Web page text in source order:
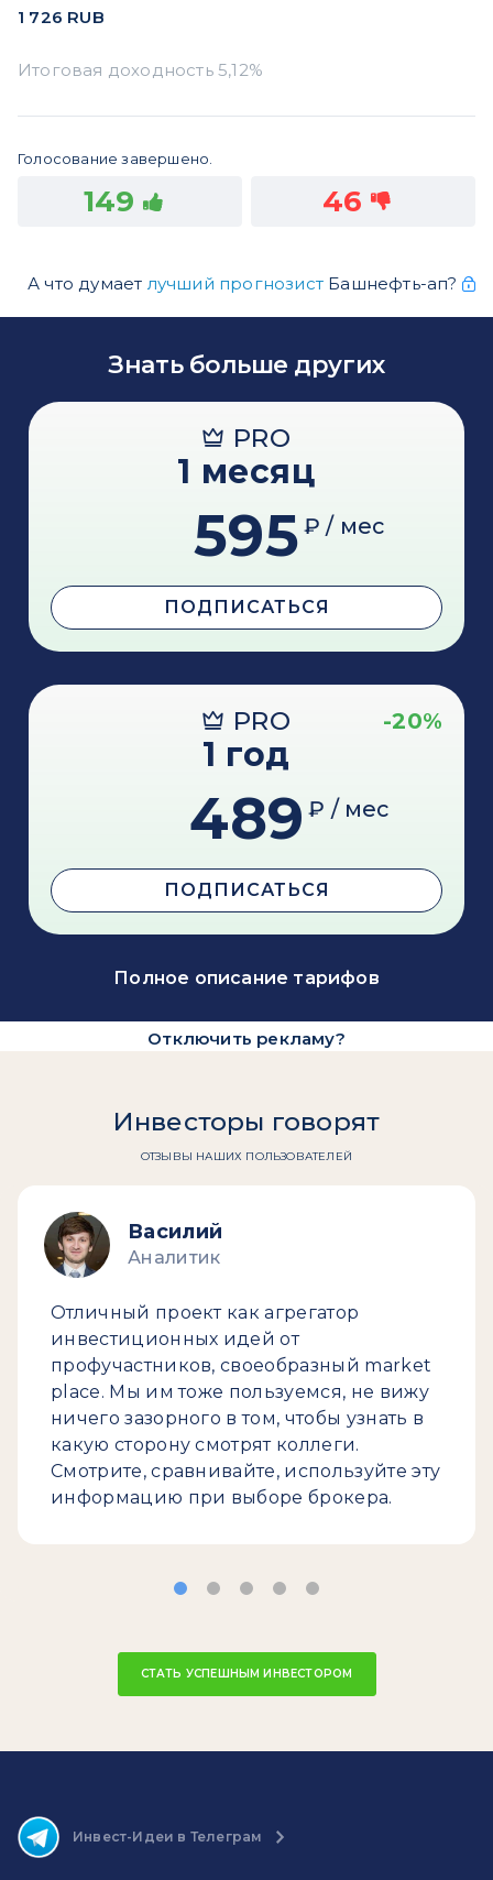
1 726 RUB
Голосование завершено.
149 46
А что думает лучший прогнозистБашнефть-ап?
Знать больше других
PRO
1 месяц
595 ₽ / мес
ПОДПИСАТЬСЯ
PRO -20%
1 год
489 ₽ / мес
ПОДПИСАТЬСЯ
Полное описание тарифов
Отключить рекламу?
Инвесторы говорят
ОТЗЫВЫ НАШИХ ПОЛЬЗОВАТЕЛЕЙ
Василий
Аналитик
Отличный проект как агрегатор
инвестиционных идей от
профучастников, своеобразный market
place. Мы им тоже пользуемся, не вижу
ничего зазорного в том, чтобы узнать в
какую сторону смотрят коллеги.
Смотрите, сравнивайте, используйте эту
информацию при выборе брокера.
СТАТЬ УСПЕШНЫМ ИНВЕСТОРОМ
Инвест-Идеи в Телеграм